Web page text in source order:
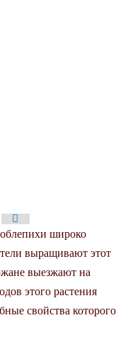
широко
выращивают этот
выезжают на
этого растения
свойства которого